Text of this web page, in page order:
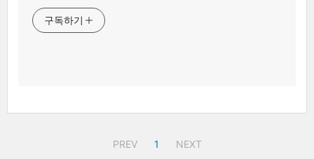
구독하기
PREV 1 NEXT